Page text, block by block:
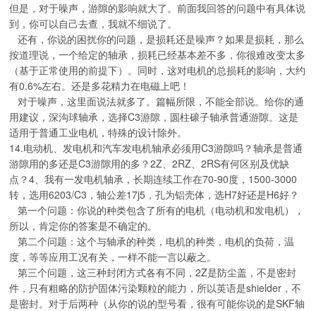
但是，对于噪声，游隙的影响就大了。前面我回答的问题中有具体说
到，你可以自己去查，我就不细说了。
还有，你说的困扰你的问题，是损耗还是噪声？如果是损耗，那么
按道理说，一个给定的轴承，损耗已经基本差不多，你很难改变太多
（基于正常使用的前提下）。同时，这对电机的总损耗的影响，大约
有0.6%左右。还是多花精力在电磁上吧！
对于噪声，这里面说法就多了。篇幅所限，不能全部说。给你的通
用建议，深沟球轴承，选择C3游隙，圆柱磙子轴承普通游隙。这是
适用于普通工业电机，特殊的设计除外。
14.电动机、发电机和汽车发电机轴承必须用C3游隙吗？轴承是普通
游隙用的多还是C3游隙用的多？2Z、2RZ、2RS有何区别及优缺
点？4、我有一发电机轴承，长期连续工作在70-90度，1500-3000
转，选用6203/C3，轴公差17j5，孔为铝壳体，选H7好还是H6好？
第一个问题：你说的种类包含了所有的电机（电动机和发电机），
所以，肯定你的答案是不确定的。
第二个问题：这个与轴承的种类，电机的种类，电机的负荷，温
度，等等应用工况有关，一样不能一言以蔽之。
第三个问题，这三种封闭方式各有不同，2Z是防尘盖，不是密封
件，只有粗略的防护固体污染颗粒的能力，所以英语是shielder，不
是密封。对于后两种（从你的说的型号看，很有可能你说的是SKF轴